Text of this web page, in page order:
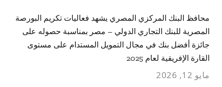
محافظ البنك المركزي المصري يشهد فعاليات تكريم البورصة
المصرية للبنك التجاري الدولي – مصر بمناسبة حصوله على
جائزة أفضل بنك في مجال التمويل المستدام على مستوى
القارة الإفريقية لعام 2025
مايو 12, 2026